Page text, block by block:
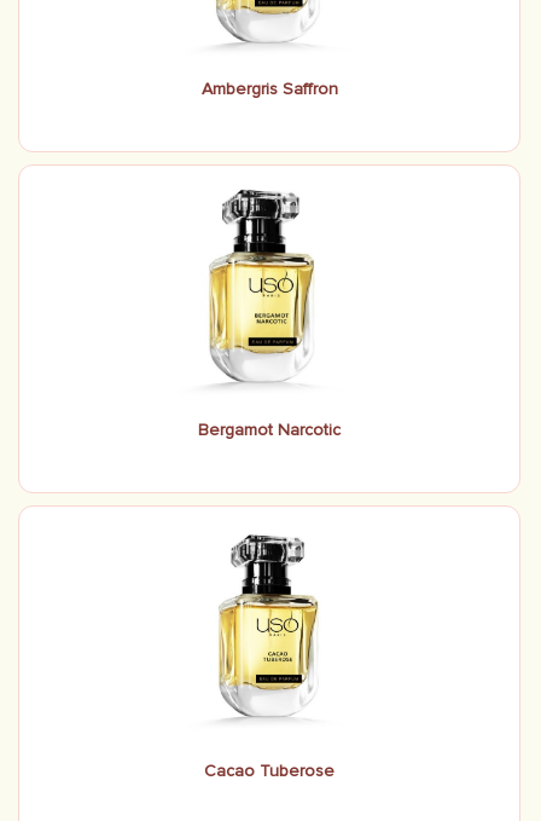
Ambergris Saffron
Bergamot Narcotic
Cacao Tuberose